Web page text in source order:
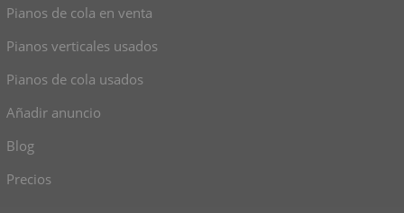
Pianos de cola en venta
Pianos verticales usados
Pianos de cola usados
Añadir anuncio
Blog
Precios